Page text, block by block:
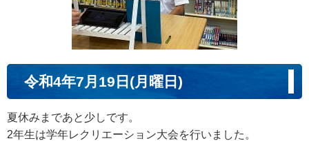
令和4年7月19日(月曜日)
夏休みまであと少しです。
2年生は学年レクリエーション大会を行いました。